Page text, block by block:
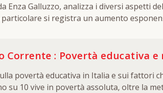
Enza Galluzzo, analizza i diversi aspetti
Corrente : Povertà educativa
povertà educativa in Italia e sui fattori
su 10 vive in povertà assoluta, oltre la